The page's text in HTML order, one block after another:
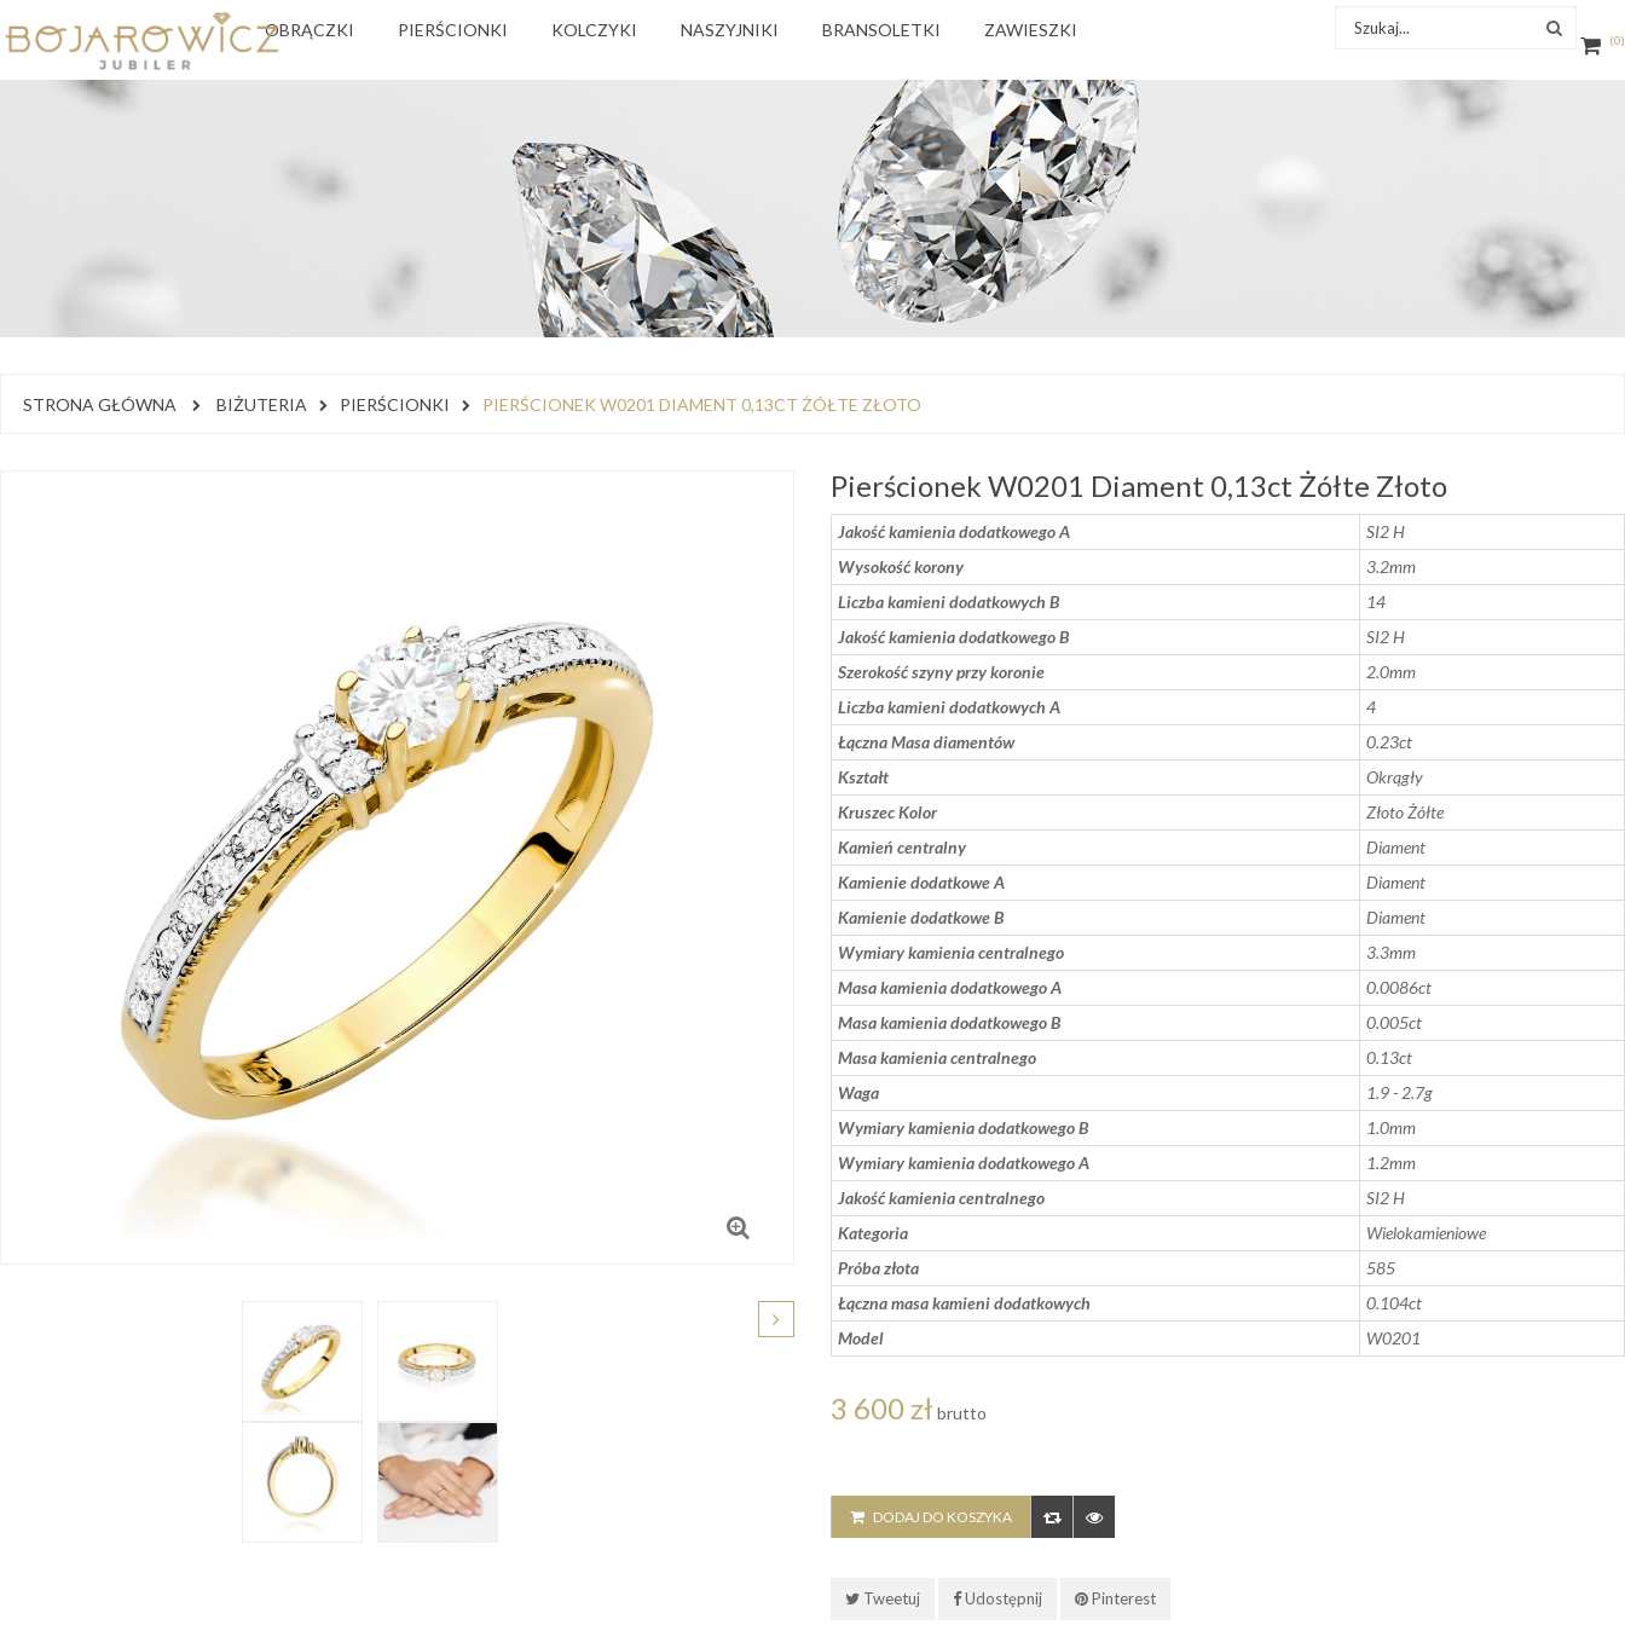
0
OBRĄCZKI PIERŚCIONKI KOLCZYKI NASZYJNIKI BRANSOLETKI ZAWIESZKI
STRONA GŁÓWNA BIŻUTERIA PIERŚCIONKI PIERŚCIONEK W0201 DIAMENT 0,13CT ŻÓŁTE ZŁOTO
Pierścionek W0201 Diament 0,13ct Żółte Złoto
Jakość kamienia dodatkowego A
SI2 H
Wysokość korony
3.2mm
Liczba kamieni dodatkowych B
14
Jakość kamienia dodatkowego B
SI2 H
Szerokość szyny przy koronie
2.0mm
Liczba kamieni dodatkowych A
4
Łączna Masa diamentów
0.23ct
Kształt
Okrągły
Kruszec Kolor
Złoto Żółte
Kamień centralny
Diament
Kamienie dodatkowe A
Diament
Kamienie dodatkowe B
Diament
Wymiary kamienia centralnego
3.3mm
Masa kamienia dodatkowego A
0.0086ct
Masa kamienia dodatkowego B
0.005ct
Masa kamienia centralnego
0.13ct
Waga
1.9 - 2.7g
Wymiary kamienia dodatkowego B
1.0mm
Wymiary kamienia dodatkowego A
1.2mm
Jakość kamienia centralnego
SI2 H
Kategoria
Wielokamieniowe
Próba złota
585
Łączna masa kamieni dodatkowych
0.104ct
Model
W0201
3 600 zł brutto
DODAJ DO KOSZYKA
Tweetuj Udostępnij Pinterest